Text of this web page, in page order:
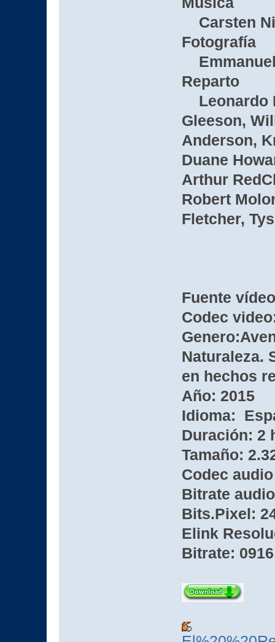
Carsten
Fotografía
Reparto
Leonardo
Gleeson,
Anderson,
Duane
Arthur
Robert
Fletcher,
Fuente
Codec
Naturaleza.
en hechos
Año: 2015
Idioma:
Duración: 2
Tamaño:
Codec
Bitrate
Bits.Pixel:
Elink
Bitrate: 0916